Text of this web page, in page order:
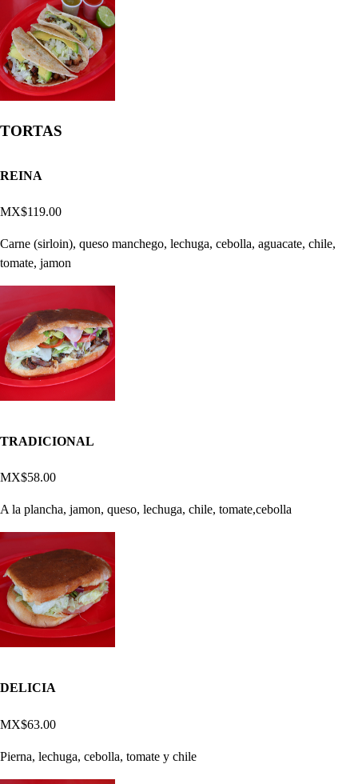
TORTAS
REINA
MX$119.00
Carne (sirloin), queso manchego, lechuga, cebolla, aguacate, chile,
tomate, jamon
TRADICIONAL
MX$58.00
A la plancha, jamon, queso, lechuga, chile, tomate,cebolla
DELICIA
MX$63.00
Pierna, lechuga, cebolla, tomate y chile